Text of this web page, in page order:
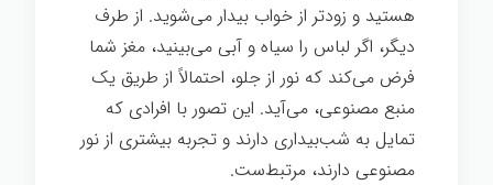
هستید و زودتر از خواب بیدار می‌شوید. از طرف
دیگر، اگر لباس را سیاه و آبی می‌بینید، مغز شما
فرض می‌کند که نور از جلو، احتمالاً از طریق یک
منبع مصنوعی، می‌آید. این تصور با افرادی که
تمایل به شب‌بیداری دارند و تجربه بیشتری از نور
مصنوعی دارند، مرتبط‌ست.